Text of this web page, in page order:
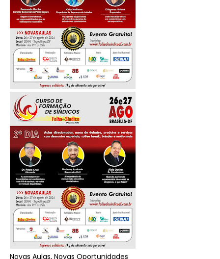
Novas Aulas, Novas Oportunidades